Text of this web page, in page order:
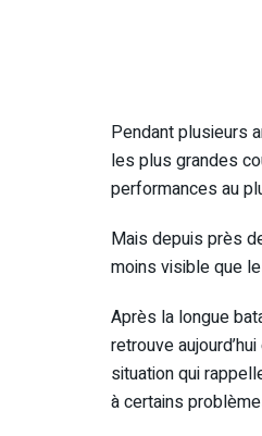
Pendant plusieurs
les plus grandes
performances au
Mais depuis près
moins visible que
Après la longue
retrouve
situation qui
à certains